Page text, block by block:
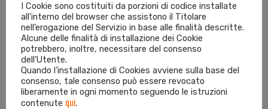
I Cookie sono costituiti da porzioni di codice installate
all'interno del browser che assistono il Titolare
nell’erogazione del Servizio in base alle finalità descritte.
Alcune delle finalità di installazione dei Cookie
potrebbero, inoltre, necessitare del consenso
dell'Utente.
Quando l’installazione di Cookies avviene sulla base del
consenso, tale consenso può essere revocato
liberamente in ogni momento seguendo le istruzioni
contenute qui.